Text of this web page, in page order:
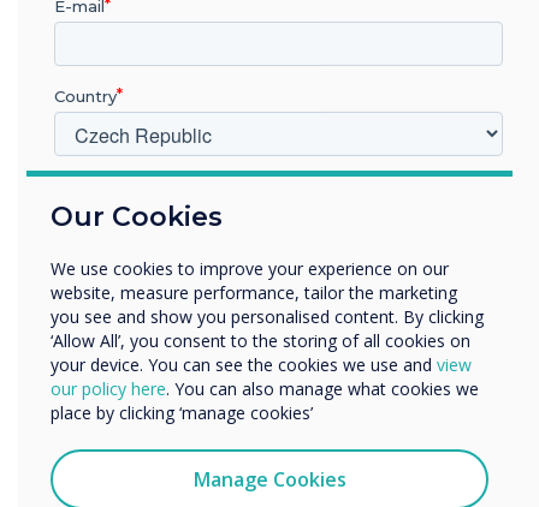
“
Předmět: Matematika
Doporučená věková skupina
- 5-7 KS1
Téma: Číselné dluhopisy
Our Cookies
We use cookies to improve your experience on our
website, measure performance, tailor the marketing
you see and show you personalised content. By clicking
‘Allow All’, you consent to the storing of all cookies on
your device. You can see the cookies we use and view
our policy here. You can also manage what cookies we
place by clicking ‘manage cookies’
Manage Cookies
E-mail
Country
Vzdělávání
Další
Název společnosti
Rádi bychom vás kontaktovali ohledně našich produktů a
služeb e-mailem, telefonicky nebo poštou.
Souhlasím se zasíláním zpráv od společnosti